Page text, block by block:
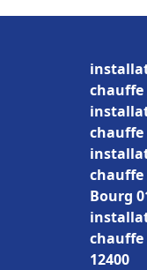
chauffe
chauffe
chauffe
Bourg
chauffe
12400